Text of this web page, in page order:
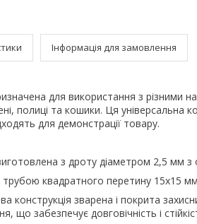
Інформація для замовлення
для використання з різними
полиці та кошики. Ця універсальна
для демонстрації товару.
з дроту діаметром 2,5 мм
квадратного перетину 15х15 мм
конструкція зварена і покрита
що забезпечує довговічність і